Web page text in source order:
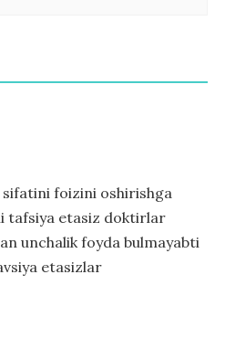
sifatini foizini oshirishga
tafsiya etasiz doktirlar
unchalik foyda bulmayabti
etasizlar